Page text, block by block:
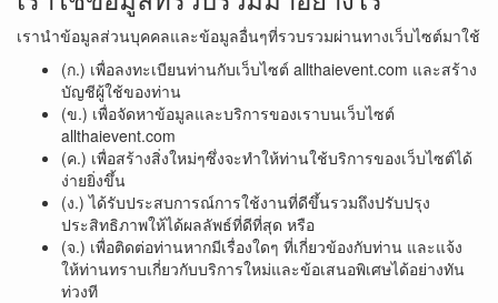
เรานำข้อมูลส่วนบุคคลและข้อมูลอื่นๆที่รวบรวมผ่านทางเว็บไซต์มาใช้
(ก.) เพื่อลงทะเบียนท่านกับเว็บไซต์ allthaievent.com และสร้าง
บัญชีผู้ใช้ของท่าน
(ข.) เพื่อจัดหาข้อมูลและบริการของเราบนเว็บไซต์
allthaievent.com
(ค.) เพื่อสร้างสิ่งใหม่ๆซึ่งจะทำให้ท่านใช้บริการของเว็บไซต์ได้
ง่ายยิ่งขึ้น
(ง.) ได้รับประสบการณ์การใช้งานที่ดีขึ้นรวมถึงปรับปรุง
ประสิทธิภาพให้ได้ผลลัพธ์ที่ดีที่สุด หรือ
(จ.) เพื่อติดต่อท่านหากมีเรื่องใดๆ ที่เกี่ยวข้องกับท่าน และแจ้ง
ให้ท่านทราบเกี่ยวกับบริการใหม่และข้อเสนอพิเศษได้อย่างทัน
ท่วงที